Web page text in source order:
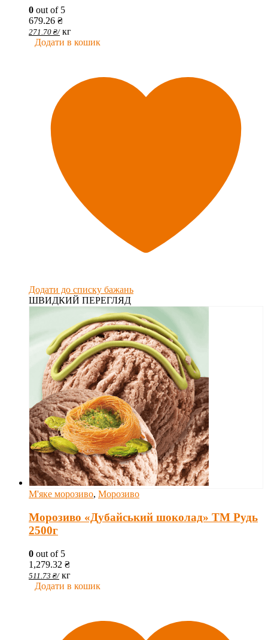
0 out of 5
679.26 ₴
271.70 ₴/ кг
Додати в кошик
Додати до списку бажань
ШВИДКИЙ ПЕРЕГЛЯД
М'яке морозиво, Морозиво
Морозиво «Дубайський шоколад» ТМ Рудь
2500г
0 out of 5
1,279.32 ₴
511.73 ₴/ кг
Додати в кошик